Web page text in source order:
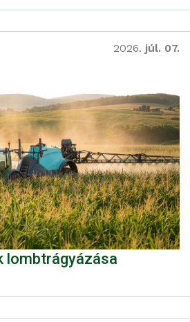
2026. júl. 07.
lombtrágyázása